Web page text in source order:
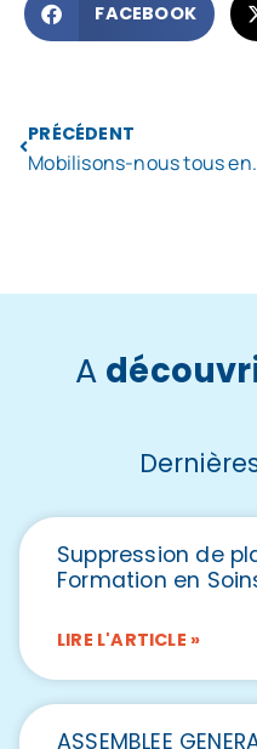
FACEBOOK
PRÉCÉDENT
Mobilisons-nous
A
Suppression de
Formation en
LIRE L'ARTICLE »
ASSEMBLEE